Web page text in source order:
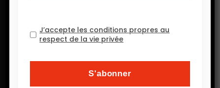
précisément, comme on a coutume de dire
J’accepte les conditions propres au
respect de la vie privée